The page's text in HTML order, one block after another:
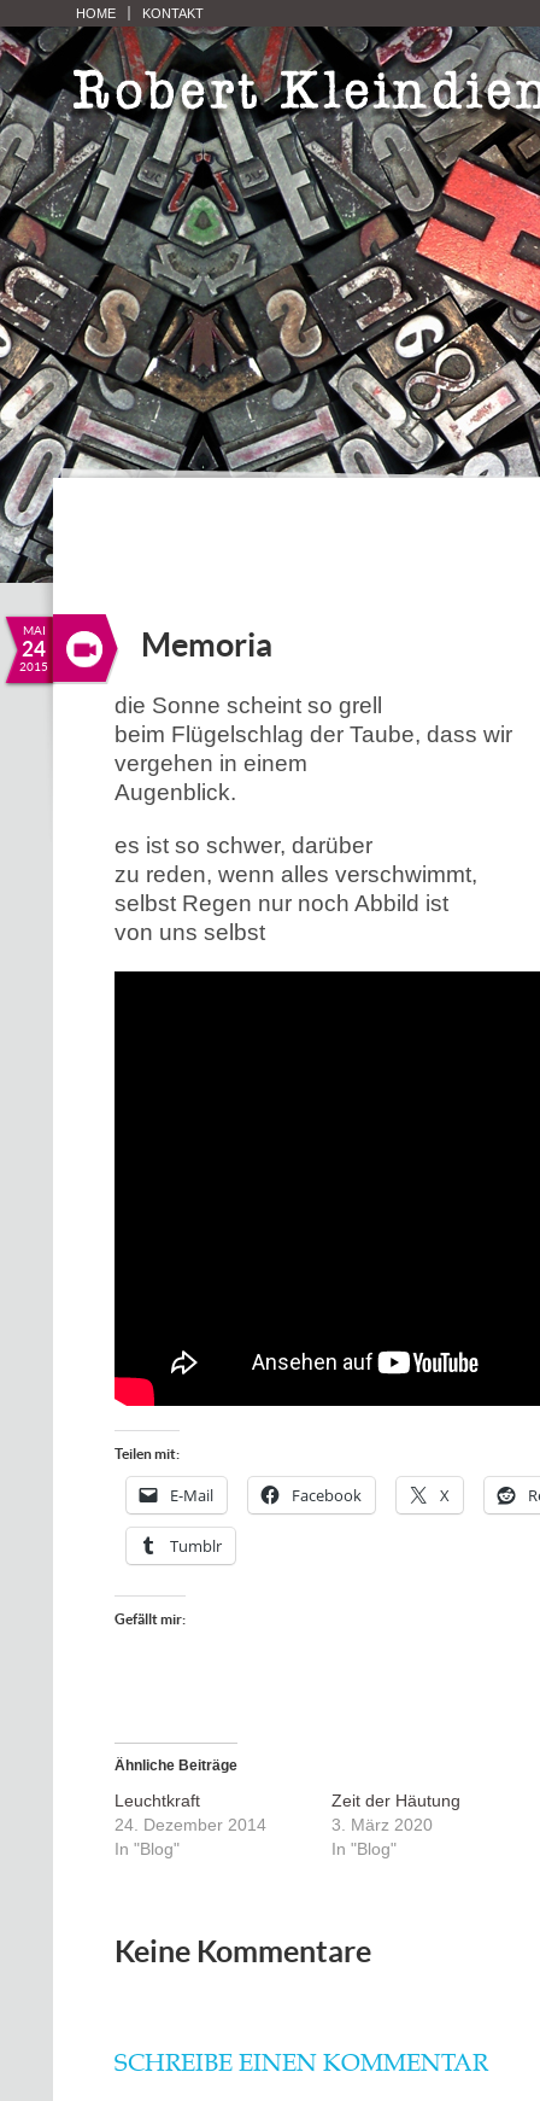
HOME KONTAKT
MAI
24
2015
Memoria
die Sonne scheint so grell
beim Flügelschlag der Taube, dass wir
vergehen in einem
Augenblick.
es ist so schwer, darüber
zu reden, wenn alles verschwimmt,
selbst Regen nur noch Abbild ist
von uns selbst
Teilen mit:
E-Mail Facebook X
Tumblr
Gefällt mir:
Ähnliche Beiträge
Leuchtkraft
24. Dezember 2014
In "Blog"
Zeit der Häutung
3. März 2020
In "Blog"
Keine Kommentare
SCHREIBE EINEN KOMMENTAR